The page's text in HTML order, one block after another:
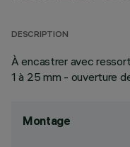
DESCRIPTION
À encastrer avec
1 à 25 mm - ouverture
Montage